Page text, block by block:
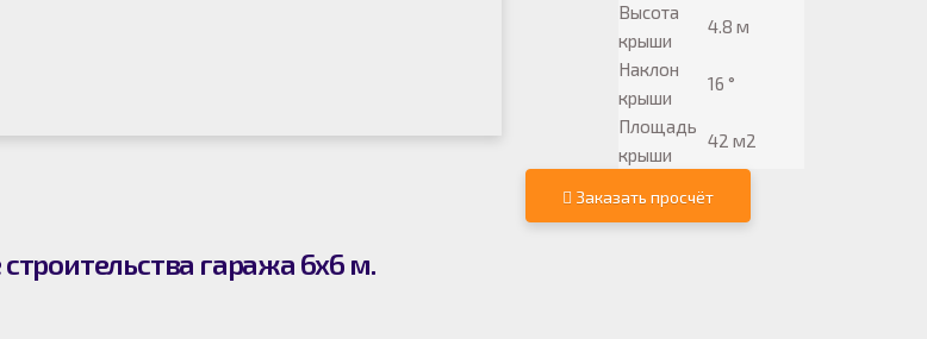
Высота
крыши
4.8 м
Наклон
крыши
16 °
Площадь
крыши
42 м2
Заказать просчёт
гаража 6х6 м.